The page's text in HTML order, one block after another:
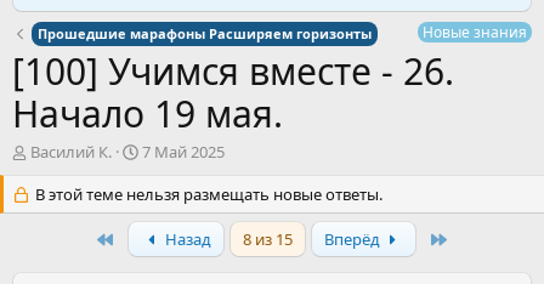
Прошедшие марафоны Расширяем горизонты Новые знания
[100] Учимся вместе - 26.
Начало 19 мая.
А
о
Василий К.
Д
т
а
н
а
7 Май 2025
В этой теме нельзя размещать новые ответы.
Назад 8 из 15 Вперёд